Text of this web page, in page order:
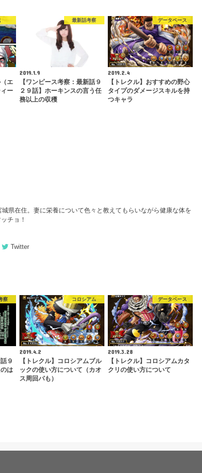
エ
ー
最新話考察
2019.1.9
【ワンピース考察：最新話９
２９話】ホーキンスの言う任
務以上の収穫
データベース
2019.2.4
【トレクル】おすすめの野心
タイプのダメージスキルを持
つキャラ
県在住。妻に栄養について色々と教えてもらいながら健康な体を
チョ！
Twitter
察
９
は
コロシアム
2019.4.2
【トレクル】コロシアムブル
ックの使い方について（カオ
ス周回パも）
データベース
2019.3.28
【トレクル】コロシアムカタ
クリの使い方について